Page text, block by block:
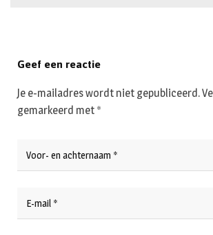
Geef een reactie
Je e-mailadres wordt niet gepubliceerd.
gemarkeerd met *